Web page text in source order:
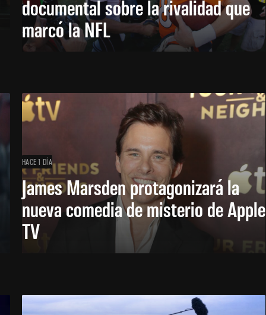
documental sobre la rivalidad que
marcó la NFL
HACE 1 DÍA
James Marsden protagonizará la
nueva comedia de misterio de Apple
TV